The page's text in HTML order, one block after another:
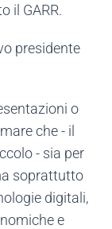
il GARR.
presidente
o
che - il
- sia per
soprattutto
digitali,
e